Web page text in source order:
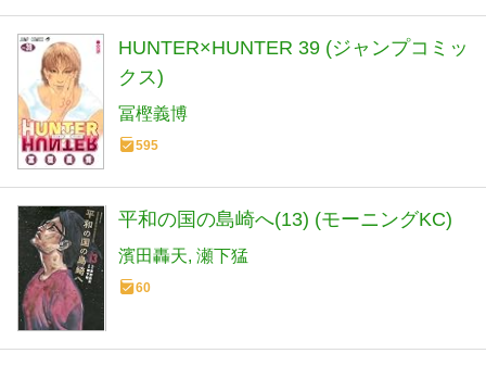
HUNTER×HUNTER 39 (ジャンプコミッ
クス)
冨樫義博
595
平和の国の島崎へ(13) (モーニングKC)
濱田轟天 瀬下猛
60